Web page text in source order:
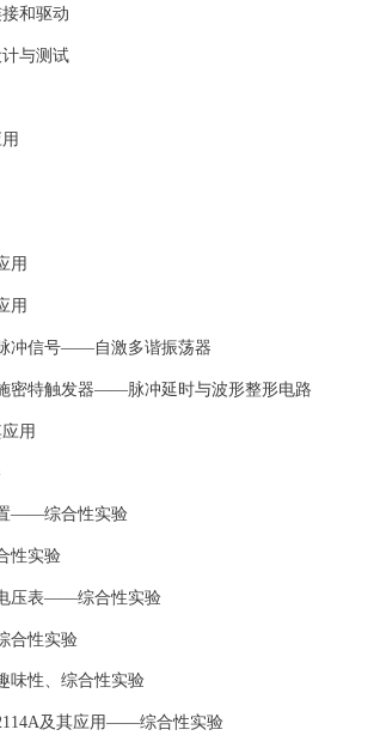
和驱动
与测试
用
用
冲信号——自激多谐振荡器
密特触发器——脉冲延时与波形整形电路
用
——综合性实验
性实验
压表——综合性实验
合性实验
性、综合性实验
及其应用——综合性实验